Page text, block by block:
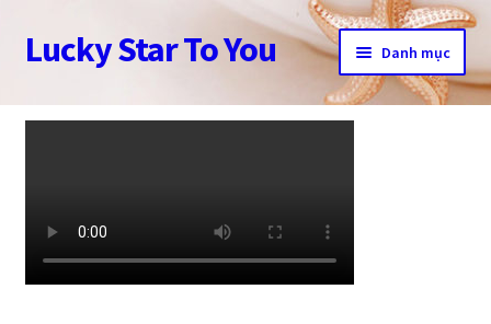
Đi
đến
hướng
Chuyển
đến
dung
Lucky Star To You Danh mục
Trang chủ
Cửa hàng